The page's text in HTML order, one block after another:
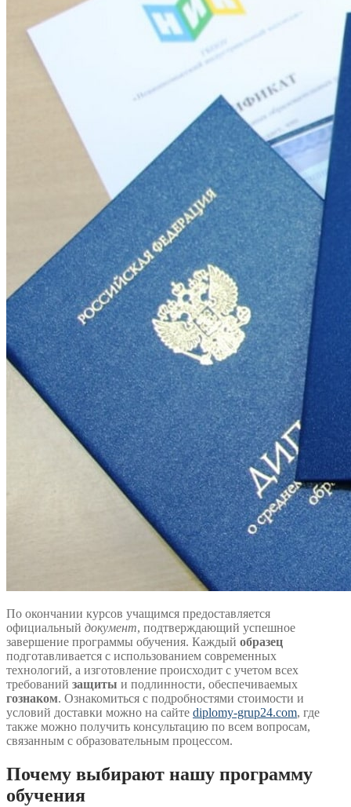
По окончании курсов учащимся предоставляется
официальный документ, подтверждающий успешное
завершение программы обучения. Каждый образец
подготавливается с использованием современных
технологий, а изготовление происходит с учетом всех
требований защиты и подлинности, обеспечиваемых
гознаком. Ознакомиться с подробностями стоимости и
условий доставки можно на сайте diplomy-grup24.com, где
также можно получить консультацию по всем вопросам,
связанным с образовательным процессом.
Почему выбирают нашу программу
обучения